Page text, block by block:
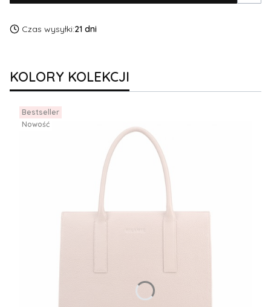
Czas wysyłki:21 dni
KOLORY KOLEKCJI
Bestseller
Nowość